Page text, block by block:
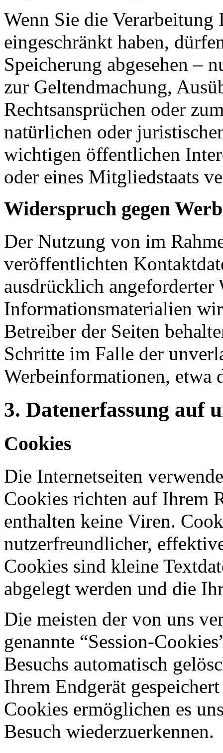
Wenn Sie die Verarbeitung
eingeschränkt haben,
Speicherung abgesehen
zur Geltendmachung,
Rechtsansprüchen oder
natürlichen oder
wichtigen öffentlichen
oder eines Mitgliedstaats
Widerspruch gegen
Der Nutzung von im
veröffentlichten
ausdrücklich angeforderter
Informationsmaterialien
Betreiber der Seiten
Schritte im Falle der
Werbeinformationen, etwa
3. Datenerfassung auf
Cookies
Die Internetseiten
Cookies richten auf Ihrem
enthalten keine Viren.
nutzerfreundlicher,
Cookies sind kleine
abgelegt werden und die
Die meisten der von uns
genannte “Session-
Besuchs automatisch
Ihrem Endgerät
Cookies ermöglichen es
Besuch wiederzuerkennen.